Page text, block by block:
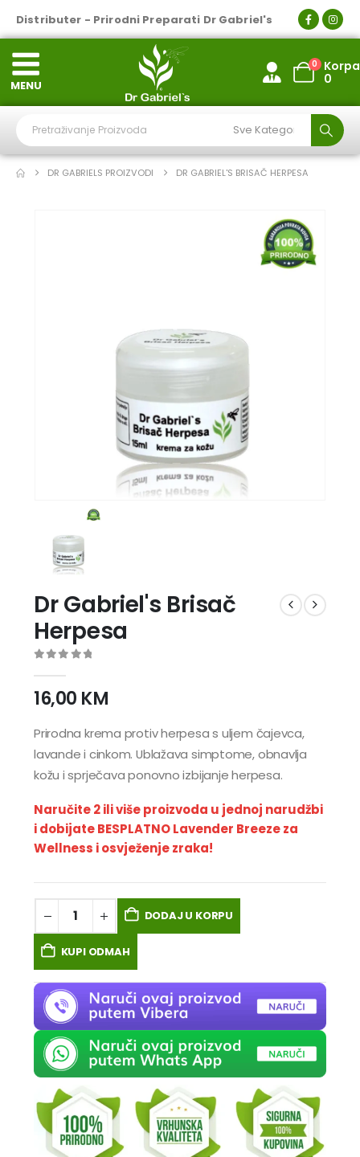
Distributer - Prirodni Preparati Dr Gabriel's
MENU
0
Korpa
0
DR GABRIELS PROIZVODI DR GABRIEL'S BRISAČ HERPESA
Dr Gabriel's Brisač
Herpesa
16,00 KM
Prirodna krema protiv herpesa s uljem čajevca,
lavande i cinkom. Ublažava simptome, obnavlja
kožu i sprječava ponovno izbijanje herpesa.
Naručite 2 ili više proizvoda u jednoj narudžbi
i dobijate BESPLATNO Lavender Breeze za
Wellness i osvježenje zraka!
DODAJ U KORPU
KUPI ODMAH